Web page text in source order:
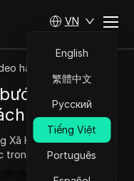
VN
English
繁體中文
Русский
Tiếng Việt
Português
hàng đầu
thực sự
hàng.
Xã Hội
trong giây phút